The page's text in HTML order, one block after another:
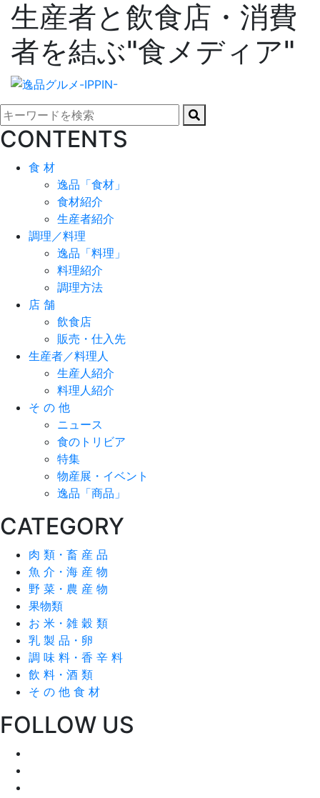
生産者と飲食店・消費
者を結ぶ"食メディア"
CONTENTS
食 材
逸品「食材」
食材紹介
生産者紹介
調理／料理
逸品「料理」
料理紹介
調理方法
店 舗
飲食店
販売・仕入先
生産者／料理人
生産人紹介
料理人紹介
そ の 他
ニュース
食のトリビア
特集
物産展・イベント
逸品「商品」
CATEGORY
肉 類・畜 産 品
魚 介・海 産 物
野 菜・農 産 物
果物類
お 米・雑 穀 類
乳 製 品・卵
調 味 料・香 辛 料
飲 料・酒 類
そ の 他 食 材
FOLLOW US